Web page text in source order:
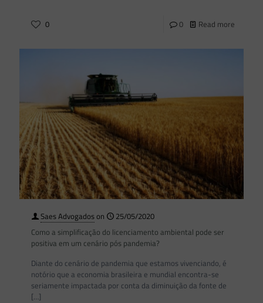
0 0 Read more
Saes Advogadoson
25/05/2020
Como a simplificação do licenciamento ambiental pode ser
positiva em um cenário pós pandemia?
Diante do cenário de pandemia que estamos vivenciando, é
notório que a economia brasileira e mundial encontra-se
seriamente impactada por conta da diminuição da fonte de
[…]